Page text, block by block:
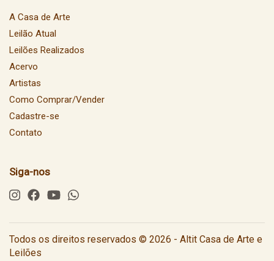
A Casa de Arte
Leilão Atual
Leilões Realizados
Acervo
Artistas
Como Comprar/Vender
Cadastre-se
Contato
Siga-nos
Todos os direitos reservados © 2026 - Altit Casa de Arte e
Leilões